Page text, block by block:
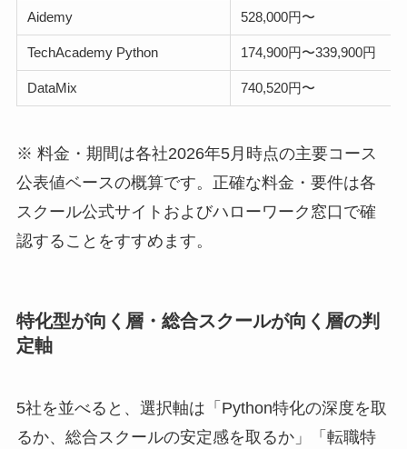
Aidemy 528,000円〜
TechAcademy Python 174,900円〜339,900円
DataMix 740,520円〜
※ 料金・期間は各社2026年5月時点の主要コース
公表値ベースの概算です。正確な料金・要件は各
スクール公式サイトおよびハローワーク窓口で確
認することをすすめます。
特化型が向く層・総合スクールが向く層の判
定軸
5社を並べると、選択軸は「Python特化の深度を取
るか、総合スクールの安定感を取るか」「転職特